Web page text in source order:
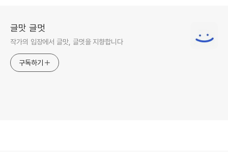
글맛 글멋
작가의 입장에서 글맛, 글멋을 지향합니다
구독하기